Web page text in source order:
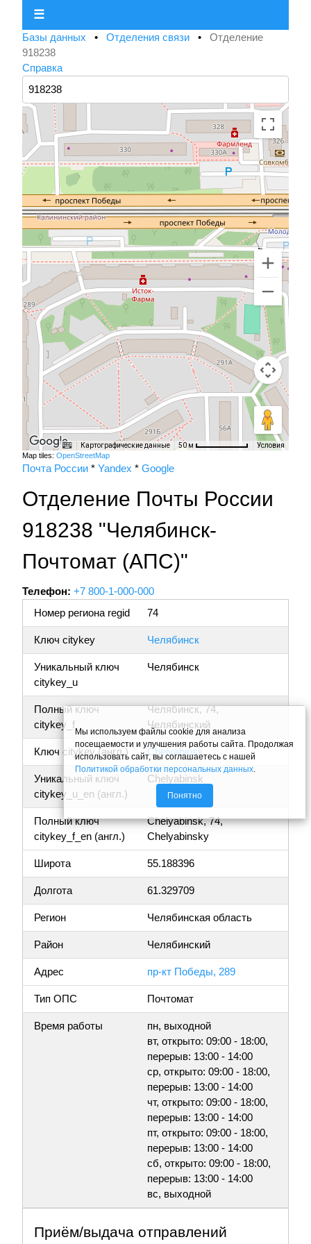
☰
Базы данных • Отделения связи • Отделение
918238
Справка
Картографические данные 50 м Условия
Map tiles: OpenStreetMap
Почта России * Yandex * Google
Отделение Почты России
918238 "Челябинск-
Почтомат (АПС)"
Телефон: +7 800-1-000-000
Номер региона regid
74
Ключ citykey Челябинск
Уникальный ключ
citykey_u
Челябинск
Полный ключ
citykey_f
Челябинск, 74,
Челябинский
Ключ citykey (англ.) Chelyabinsk
Уникальный ключ
citykey_u_en (англ.)
Chelyabinsk
Полный ключ
citykey_f_en (англ.)
Chelyabinsk, 74,
Chelyabinsky
Широта 55.188396
Долгота 61.329709
Регион Челябинская область
Район Челябинский
Адрес пр-кт Победы, 289
Тип ОПС Почтомат
Время работы
пн, выходной
вт, открыто: 09:00 - 18:00,
перерыв: 13:00 - 14:00
ср, открыто: 09:00 - 18:00,
перерыв: 13:00 - 14:00
чт, открыто: 09:00 - 18:00,
перерыв: 13:00 - 14:00
пт, открыто: 09:00 - 18:00,
перерыв: 13:00 - 14:00
сб, открыто: 09:00 - 18:00,
перерыв: 13:00 - 14:00
вс, выходной
Приём/выдача отправлений
Мы используем файлы cookie для анализа
посещаемости и улучшения работы сайта. Продолжая
использовать сайт, вы соглашаетесь с нашей
Политикой обработки персональных данных.
Понятно